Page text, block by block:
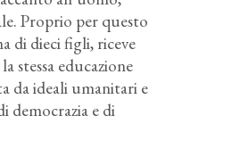
Proprio per questo
di dieci figli, riceve
stessa educazione
da ideali umanitari e
democrazia e di